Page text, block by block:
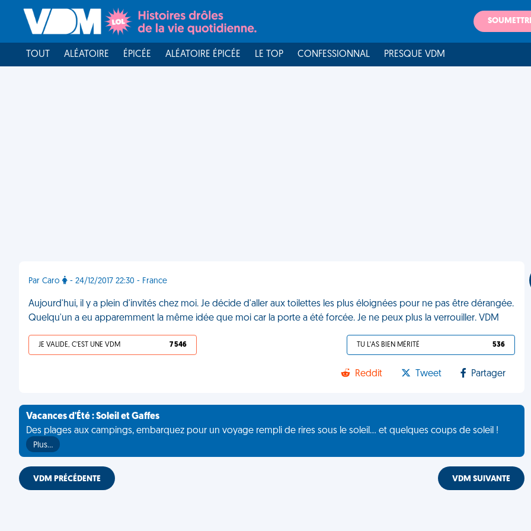
TOUT ALÉATOIRE ÉPICÉE ALÉATOIRE ÉPICÉE LE TOP CONFESSIONNAL PRESQUE VDM
Par Caro - 24/12/2017 22:30 - France
Aujourd'hui, il y a plein d'invités chez moi. Je décide d'aller aux toilettes les plus éloignées pour ne pas être dérangée.
Quelqu'un a eu apparemment la même idée que moi car la porte a été forcée. Je ne peux plus la verrouiller. VDM
JE VALIDE, C'EST UNE VDM 7 546 TU L'AS BIEN MÉRITÉ 536
Reddit Tweet Partager
Vacances d'Été : Soleil et Gaffes
Des plages aux campings, embarquez pour un voyage rempli de rires sous le soleil... et quelques coups de soleil !
Plus…
VDM PRÉCÉDENTE VDM SUIVANTE